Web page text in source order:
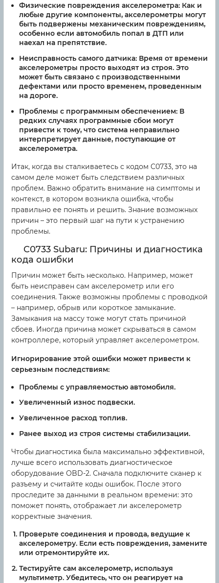
Физические повреждения акселерометра: Как и
любые другие компоненты, акселерометры могут
быть подвержены механическим повреждениям,
особенно если автомобиль попал в ДТП или
наехал на препятствие.
Неисправность самого датчика: Время от времени
акселерометры просто выходят из строя. Это
может быть связано с производственными
дефектами или просто временем, проведенным
на дороге.
Проблемы с программным обеспечением: В
редких случаях программные сбои могут
привести к тому, что система неправильно
интерпретирует данные, поступающие от
акселерометра.
Итак, когда вы сталкиваетесь с кодом C0733, это на
самом деле может быть следствием различных
проблем. Важно обратить внимание на симптомы и
контекст, в котором возникла ошибка, чтобы
правильно ее понять и решить. Знание возможных
причин – это первый шаг на пути к устранению
проблемы.
C0733 Subaru: Причины и диагностика
кода ошибки
Причин может быть несколько. Например, может
быть неисправен сам акселерометр или его
соединения. Также возможны проблемы с проводкой
– например, обрыв или короткое замыкание.
Замыкания на массу тоже могут стать причиной
сбоев. Иногда причина может скрываться в самом
контроллере, который управляет акселерометром.
Игнорирование этой ошибки может привести к
серьезным последствиям:
Проблемы с управляемостью автомобиля.
Увеличенный износ подвески.
Увеличенное расход топлив.
Ранее выход из строя системы стабилизации.
Чтобы диагностика была максимально эффективной,
лучше всего использовать диагностическое
оборудование OBD-2. Сначала подключите сканер к
разъему и считайте коды ошибок. После этого
проследите за данными в реальном времени: это
поможет понять, отображает ли акселерометр
корректные значения.
Проверьте соединения и провода, ведущие к
акселерометру. Если есть повреждения, замените
или отремонтируйте их.
Тестируйте сам акселерометр, используя
мультиметр. Убедитесь, что он реагирует на